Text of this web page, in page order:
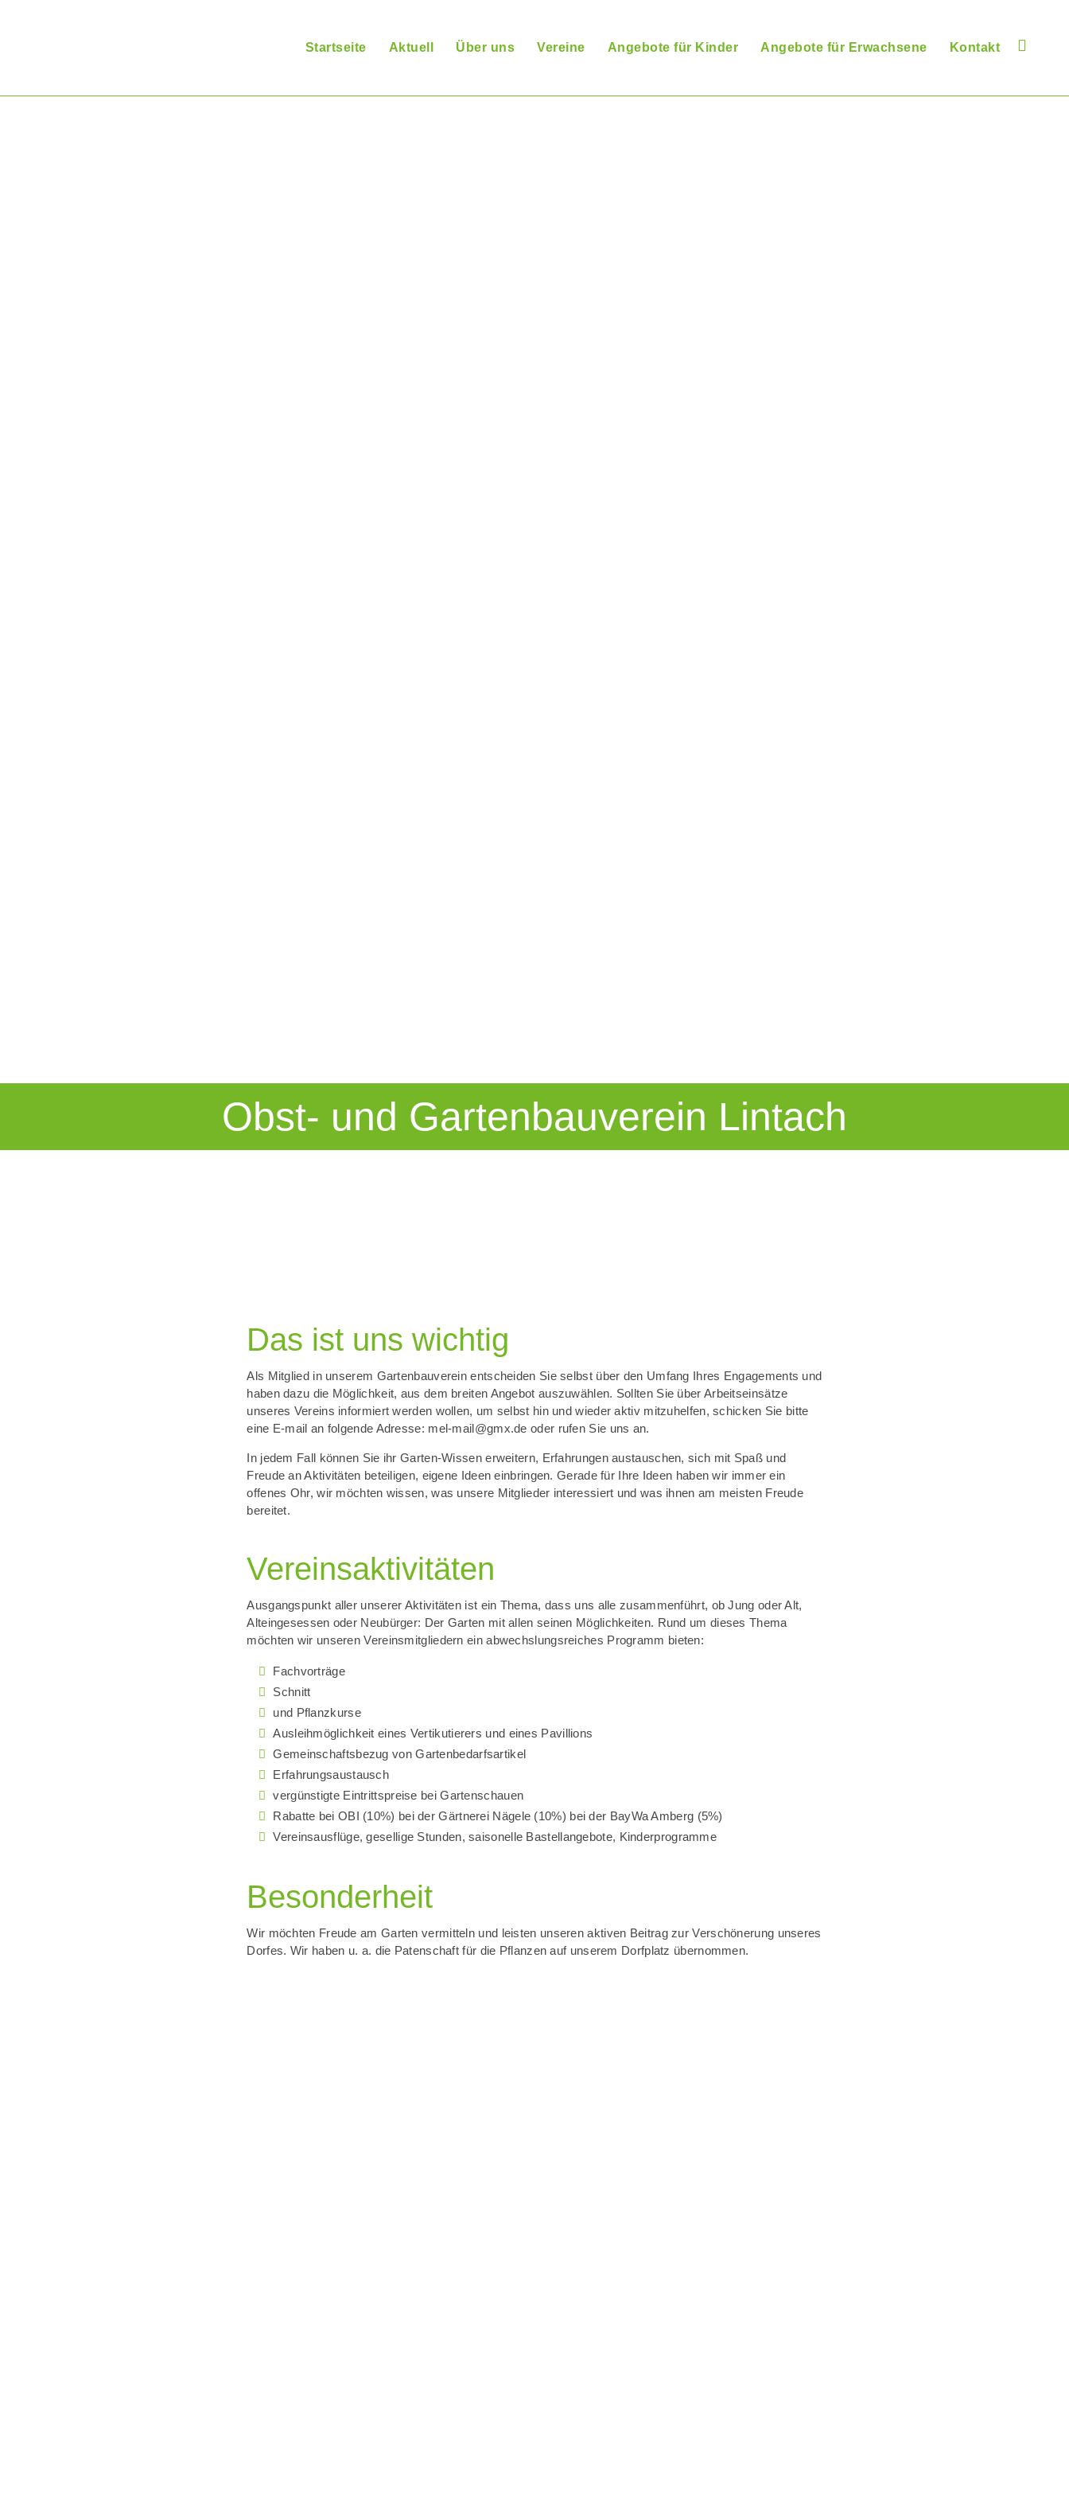
Startseite Aktuell Über uns Vereine Angebote für Kinder Angebote für Erwachsene Kontakt
Obst- und Gartenbauverein Lintach
Das ist uns wichtig
Als Mitglied in unserem Gartenbauverein entscheiden Sie selbst über den Umfang Ihres Engagements und
haben dazu die Möglichkeit, aus dem breiten Angebot auszuwählen. Sollten Sie über Arbeitseinsätze
unseres Vereins informiert werden wollen, um selbst hin und wieder aktiv mitzuhelfen, schicken Sie bitte
eine E-mail an folgende Adresse: mel-mail@gmx.de oder rufen Sie uns an.
In jedem Fall können Sie ihr Garten-Wissen erweitern, Erfahrungen austauschen, sich mit Spaß und
Freude an Aktivitäten beteiligen, eigene Ideen einbringen. Gerade für Ihre Ideen haben wir immer ein
offenes Ohr, wir möchten wissen, was unsere Mitglieder interessiert und was ihnen am meisten Freude
bereitet.
Vereinsaktivitäten
Ausgangspunkt aller unserer Aktivitäten ist ein Thema, dass uns alle zusammenführt, ob Jung oder Alt,
Alteingesessen oder Neubürger: Der Garten mit allen seinen Möglichkeiten. Rund um dieses Thema
möchten wir unseren Vereinsmitgliedern ein abwechslungsreiches Programm bieten:
Fachvorträge
Schnitt
und Pflanzkurse
Ausleihmöglichkeit eines Vertikutierers und eines Pavillions
Gemeinschaftsbezug von Gartenbedarfsartikel
Erfahrungsaustausch
vergünstigte Eintrittspreise bei Gartenschauen
Rabatte bei OBI (10%) bei der Gärtnerei Nägele (10%) bei der BayWa Amberg (5%)
Vereinsausflüge, gesellige Stunden, saisonelle Bastellangebote, Kinderprogramme
Besonderheit
Wir möchten Freude am Garten vermitteln und leisten unseren aktiven Beitrag zur Verschönerung unseres
Dorfes. Wir haben u. a. die Patenschaft für die Pflanzen auf unserem Dorfplatz übernommen.